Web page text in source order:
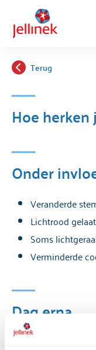
Terug
Hoe
Onder
Veranderde
Lichtrood
Soms
Verminderde
Dag erna